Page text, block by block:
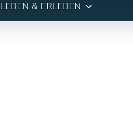
LEBEN & ERLEBEN